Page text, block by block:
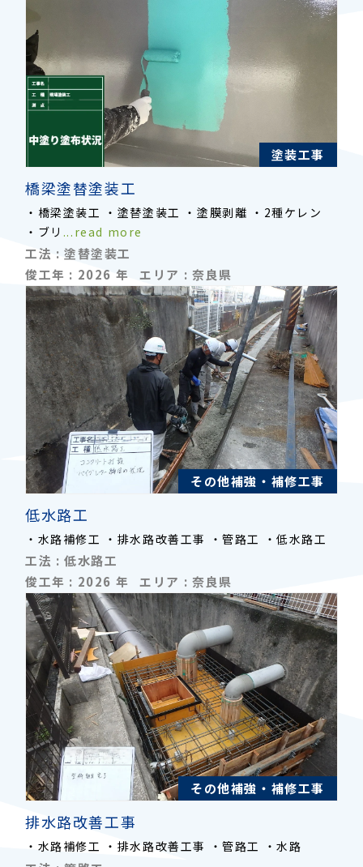
塗装工事
橋梁塗替塗装工
・橋梁塗装工 ・塗替塗装工 ・塗膜剥離 ・2種ケレン
・ブリ ...read more
工法 :塗替塗装工
俊工年 : 2026 年 エリア : 奈良県
その他補強・補修工事
低水路工
・水路補修工 ・排水路改善工事 ・管路工 ・低水路工
工法 :低水路工
俊工年 : 2026 年 エリア : 奈良県
その他補強・補修工事
排水路改善工事
・水路補修工 ・排水路改善工事 ・管路工 ・水路